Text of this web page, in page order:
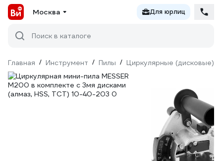
Москва Для юрлиц
Поиск в каталоге
Главная / Инструмент / Пилы / Циркулярные (дисковые)